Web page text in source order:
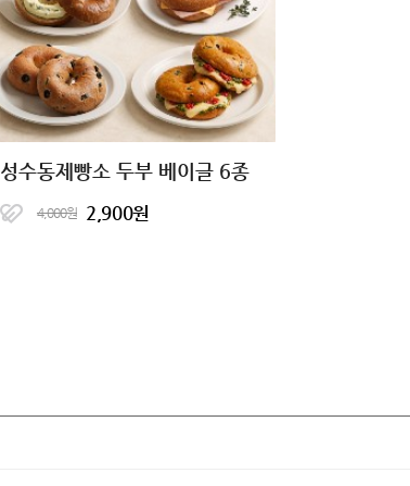
성수동제빵소 두부 베이글 6종
4,000원 2,900원